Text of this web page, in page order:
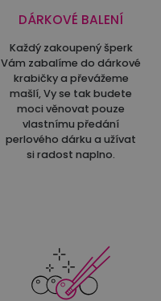
DÁRKOVÉ BALENÍ
Každý zakoupený šperk
Vám zabalíme do dárkové
krabičky a převážeme
mašlí, Vy se tak budete
moci věnovat pouze
vlastnímu předání
perlového dárku a užívat
si radost naplno.